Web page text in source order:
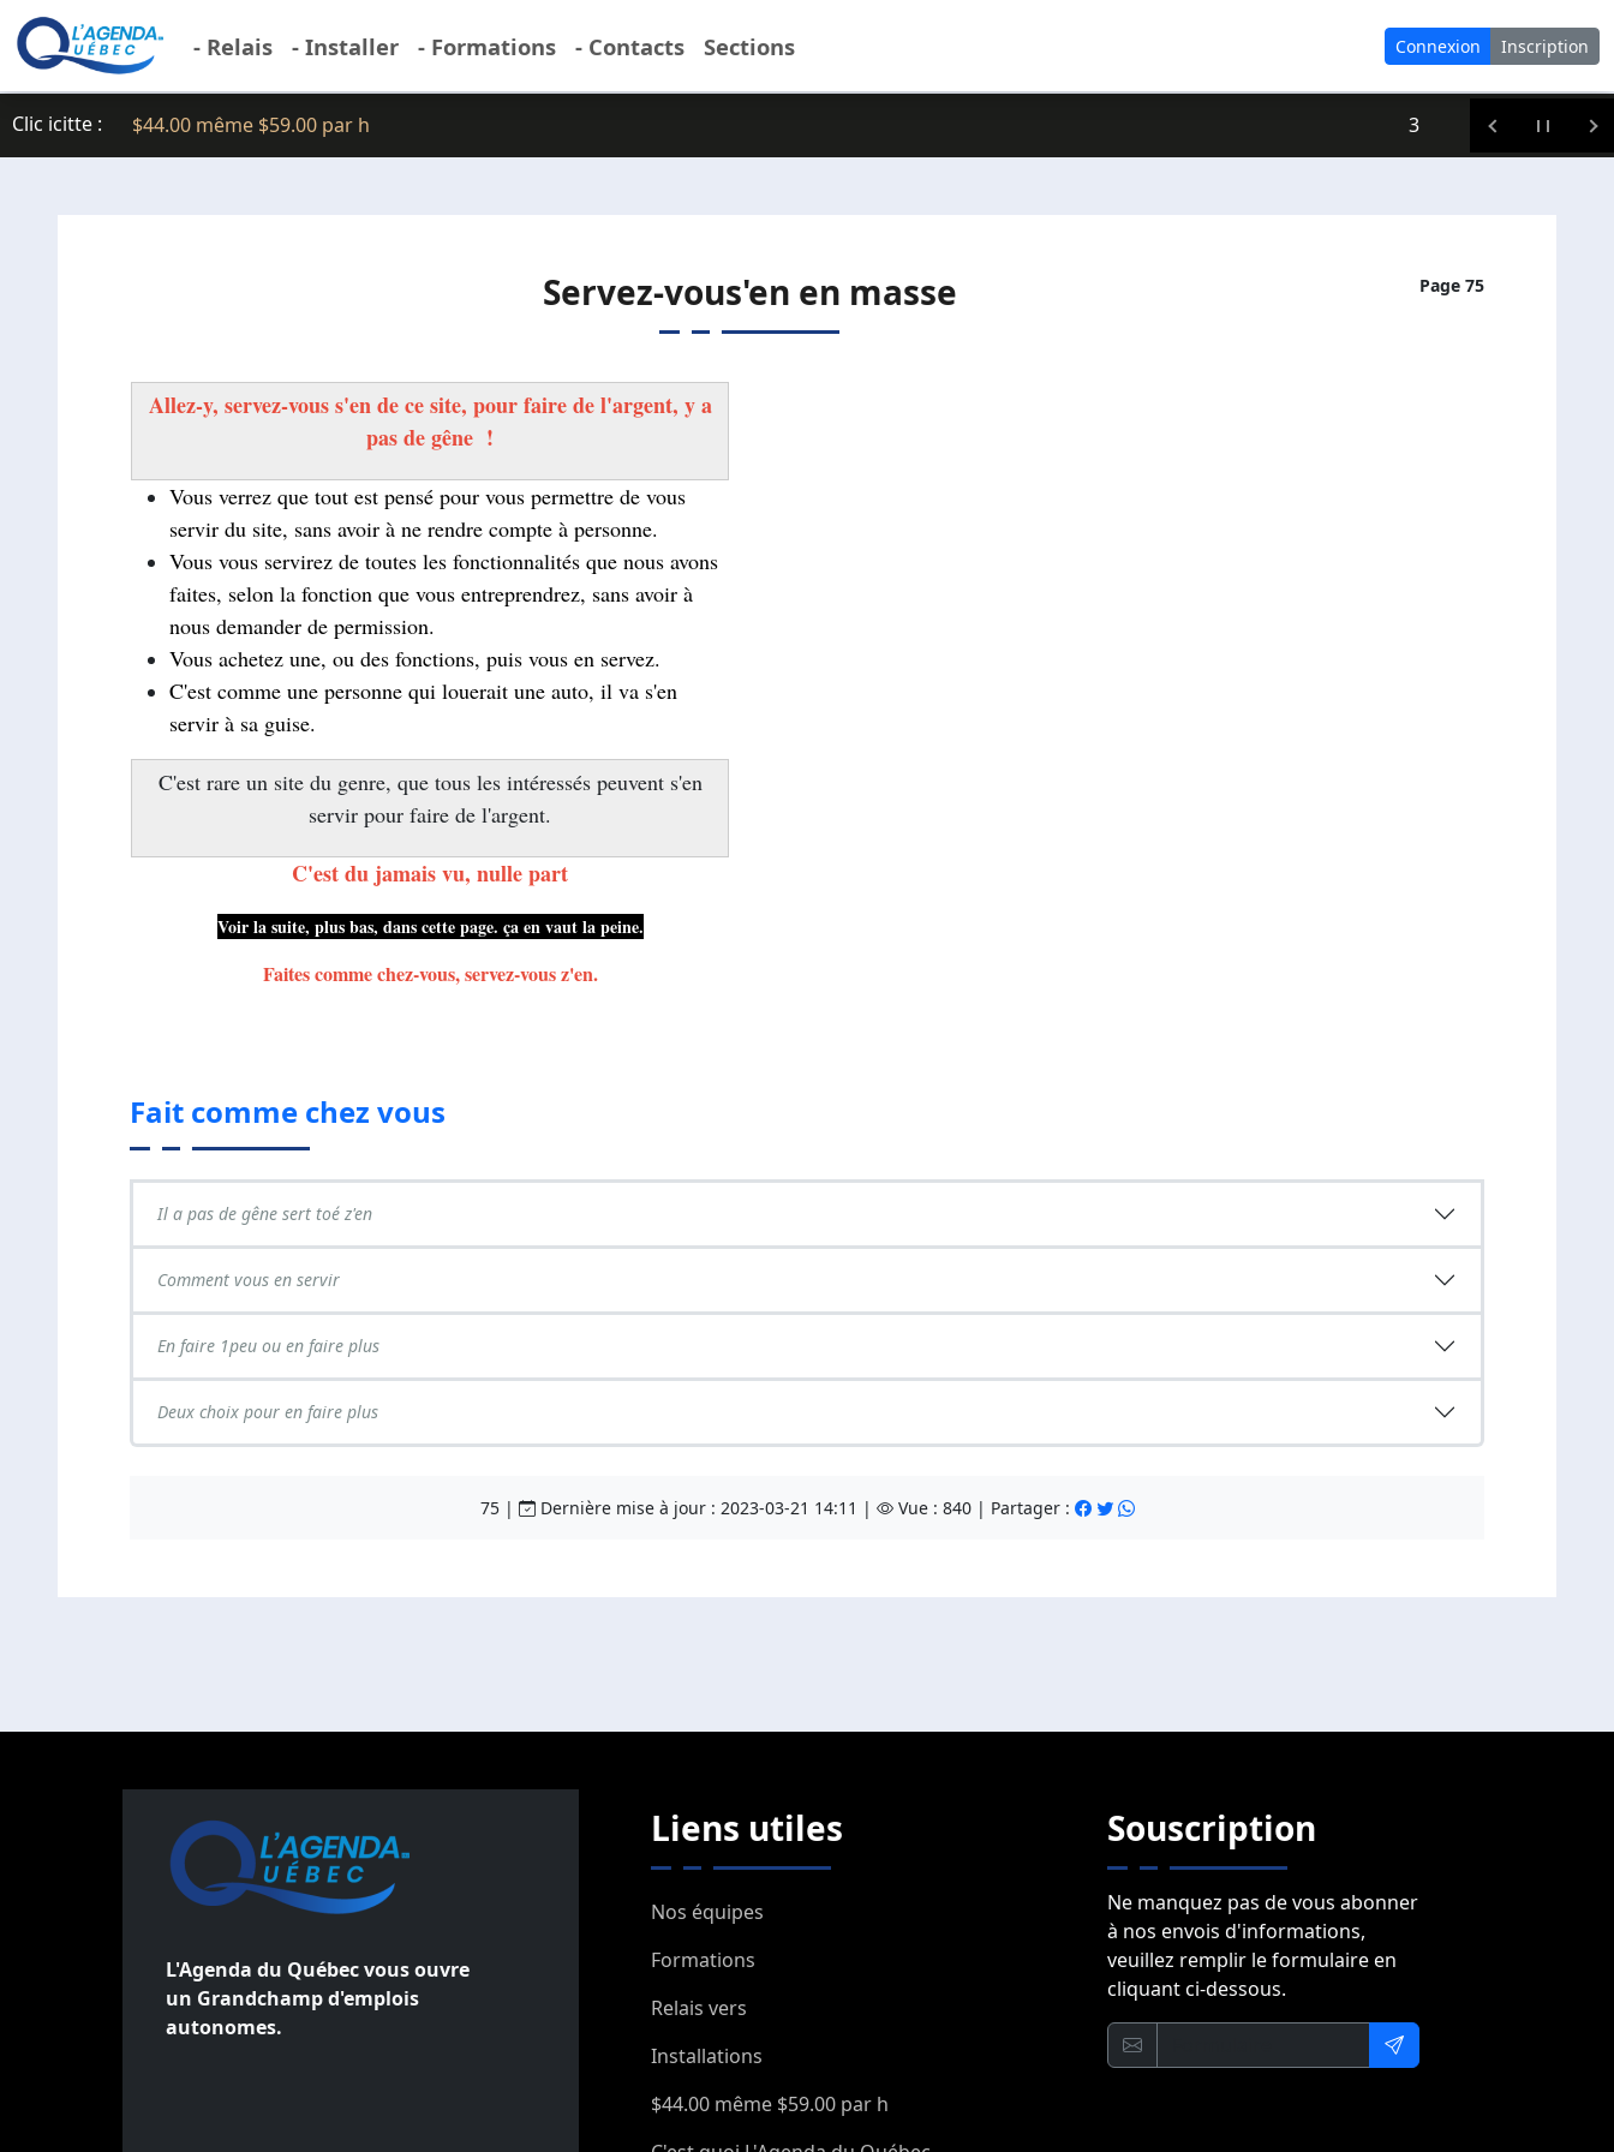
- Relais - Installer - Formations - Contacts Sections Connexion Inscription
Clic icitte : $44.00 même $59.00 par h 3
Servez-vous'en en masse Page 75
Allez-y, servez-vous s'en de ce site, pour faire de l'argent, y a
pas de gêne !
Vous verrez que tout est pensé pour vous permettre de vous
servir du site, sans avoir à ne rendre compte à personne.
Vous vous servirez de toutes les fonctionnalités que nous avons
faites, selon la fonction que vous entreprendrez, sans avoir à
nous demander de permission.
Vous achetez une, ou des fonctions, puis vous en servez.
C'est comme une personne qui louerait une auto, il va s'en
servir à sa guise.
C'est rare un site du genre, que tous les intéressés peuvent s'en
servir pour faire de l'argent.
C'est du jamais vu, nulle part
Voir la suite, plus bas, dans cette page. ça en vaut la peine.
Faites comme chez-vous, servez-vous z'en.
Fait comme chez vous
Il a pas de gêne sert toé z'en
Comment vous en servir
En faire 1peu ou en faire plus
Deux choix pour en faire plus
75 | Dernière mise à jour : 2023-03-21 14:11 | Vue : 840 | Partager :
L'Agenda du Québec vous ouvre
un Grandchamp d'emplois
autonomes.
Liens utiles
Nos équipes
Formations
Relais vers
Installations
$44.00 même $59.00 par h
Souscription
Ne manquez pas de vous abonner
à nos envois d'informations,
veuillez remplir le formulaire en
cliquant ci-dessous.